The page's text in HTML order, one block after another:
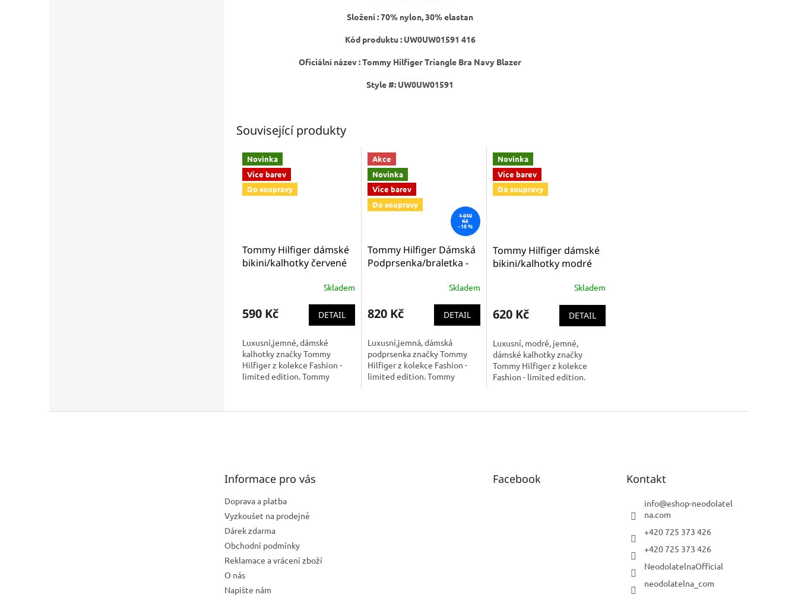
Složení : 70% nylon, 30% elastan
Kód produktu : UW0UW01591 416
Oficiální název : Tommy Hilfiger Triangle Bra Navy Blazer
Style #: UW0UW01591
Související produkty
Novinka
Více barev
Do soupravy
Tommy Hilfiger dámské
bikini/kalhotky červené
Skladem
590 Kč DETAIL
Luxusní,jemné, dámské
kalhotky značky Tommy
Hilfiger z kolekce Fashion -
limited edition. Tommy
přejdeme rovnou k věci.
Akce
Novinka
Více barev
Do soupravy
1 010
Kč
–18 %
Tommy Hilfiger Dámská
Podprsenka/braletka -
podprsenka
UW0UW01591 611
Skladem
820 Kč DETAIL
Luxusní,jemná, dámská
podprsenka značky Tommy
Hilfiger z kolekce Fashion -
limited edition. Tommy
přejdeme rovnou k věci....
Novinka
Více barev
Do soupravy
Tommy Hilfiger dámské
bikini/kalhotky modré
Skladem
620 Kč DETAIL
Luxusní, modré, jemné,
dámské kalhotky značky
Tommy Hilfiger z kolekce
Fashion - limited edition.
a tak přejdeme rovnou k...
Informace pro vás
Doprava a platba
Vyzkoušet na prodejně
Dárek zdarma
Obchodní podmínky
Reklamace a vrácení zboží
O nás
Napište nám
Facebook Kontakt
info@eshop-neodolatel
na.com
+420 725 373 426
+420 725 373 426
NeodolatelnaOfficial
neodolatelna_com